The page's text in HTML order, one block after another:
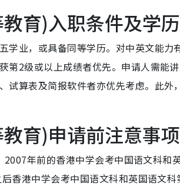
育)入职条件及学
学业，或具备同等学历。对中英文能
第2级或以上成绩者优先。申请人需能
试算表及简报软件者亦优先考虑。此
育)申请前注意事项
2007年前的香港中学会考中国语文科
香港中学会考中国语文科和英国语文科